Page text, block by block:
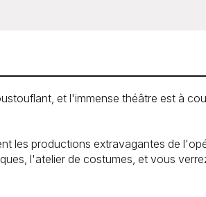
et l'immense théâtre est à
les productions extravagantes de
l'atelier de costumes, et vous